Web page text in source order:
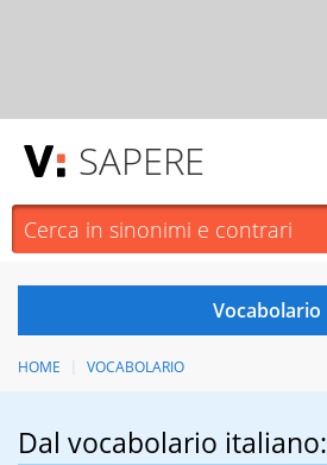
SAPERE
HOME VOCABOLARIO
Dal vocabolario italiano: